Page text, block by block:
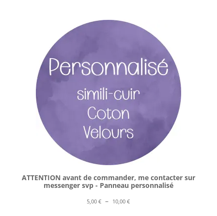
ATTENTION avant de commander, me contacter sur
messenger svp - Panneau personnalisé
5,00€ – 10,00€Plage